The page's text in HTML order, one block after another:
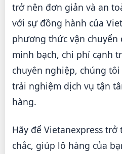
trở nên đơn giản và an
với sự đồng hành của
phương thức vận
minh bạch, chi phí cạnh
chuyên nghiệp, chúng
trải nghiệm dịch vụ tận
hàng.
Hãy để Vietanexpress
chắc, giúp lô hàng của